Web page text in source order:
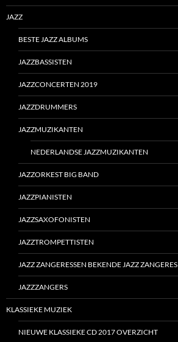
JAZZ
BESTE JAZZ ALBUMS
JAZZBASSISTEN
JAZZCONCERTEN 2019
JAZZDRUMMERS
JAZZMUZIKANTEN
NEDERLANDSE JAZZMUZIKANTEN
JAZZORKEST BIG BAND
JAZZPIANISTEN
JAZZSAXOFONISTEN
JAZZTROMPETTISTEN
JAZZ ZANGERESSEN BEKENDE JAZZ ZANGERES
JAZZZANGERS
KLASSIEKE MUZIEK
NIEUWE KLASSIEKE CD 2017 OVERZICHT